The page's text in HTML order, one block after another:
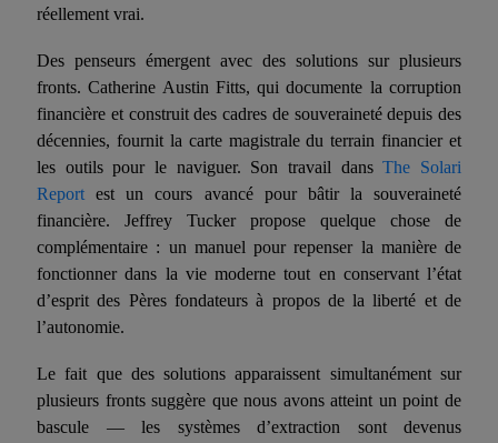
réellement vrai.
Des penseurs émergent avec des solutions sur plusieurs
fronts. Catherine Austin Fitts, qui documente la corruption
financière et construit des cadres de souveraineté depuis des
décennies, fournit la carte magistrale du terrain financier et
les outils pour le naviguer. Son travail dansThe Solari
Report est un cours avancé pour bâtir la souveraineté
financière. Jeffrey Tucker propose quelque chose de
complémentaire : un manuel pour repenser la manière de
fonctionner dans la vie moderne tout en conservant l’état
d’esprit des Pères fondateurs à propos de la liberté et de
l’autonomie.
Le fait que des solutions apparaissent simultanément sur
plusieurs fronts suggère que nous avons atteint un point de
bascule — les systèmes d’extraction sont devenus